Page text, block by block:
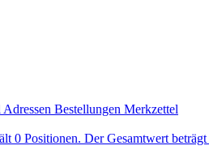
Adressen Bestellungen Merkzettel
0 Positionen. Der Gesamtwert